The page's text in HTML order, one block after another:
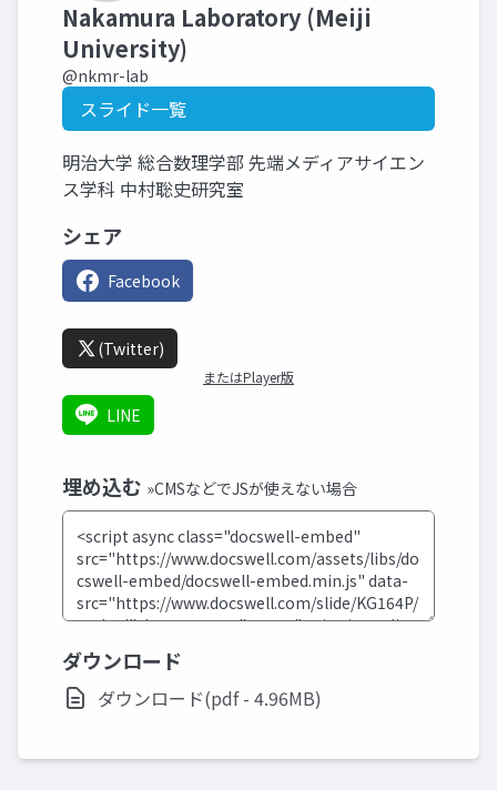
Nakamura Laboratory (Meiji
University)
@nkmr-lab
スライド一覧
明治大学 総合数理学部 先端メディアサイエン
ス学科 中村聡史研究室
シェア
Facebook
(Twitter)
またはPlayer版
LINE
埋め込む »CMSなどでJSが使えない場合
ダウンロード
ダウンロード(pdf - 4.96MB)